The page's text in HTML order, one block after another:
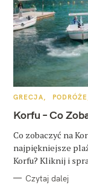
K
T
E
O
R
I
GRECJA PODRÓŻE
Korfu – Co
Co zobaczyć na
najpiękniejsze
Korfu? Kliknij i
Czytaj dalej